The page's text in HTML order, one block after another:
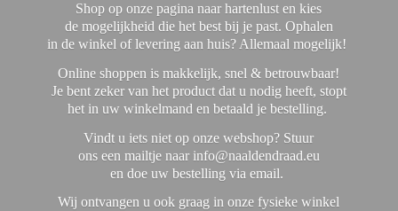
Shop op onze pagina naar hartenlust en kies
de mogelijkheid die het best bij je past. Ophalen
in de winkel of levering aan huis? Allemaal mogelijk!
Online shoppen is makkelijk, snel & betrouwbaar!
Je bent zeker van het product dat u nodig heeft, stopt
het in uw winkelmand en betaald je bestelling.
Vindt u iets niet op onze webshop? Stuur
ons een mailtje naar info@naaldendraad.eu
en doe uw bestelling via email.
Wij ontvangen u ook graag in onze fysieke winkel